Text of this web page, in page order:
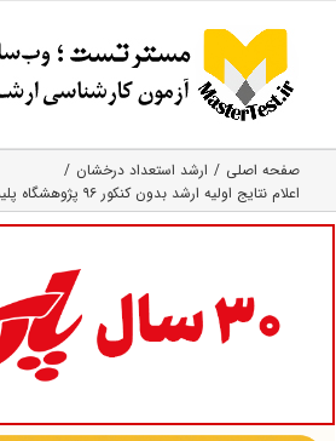
content
صفحه اصلی
ارشد استعداد درخشان
اعلام نتایج اولیه ارشد بدون کنکور ۹۶ پژوهشگاه پلیمر و پتروشیمی ایران